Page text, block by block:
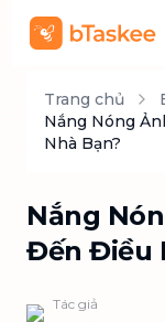
Trang chủ
Nắng Nóng
Nhà Bạn?
Nắng
Đến Điều
Tác giả